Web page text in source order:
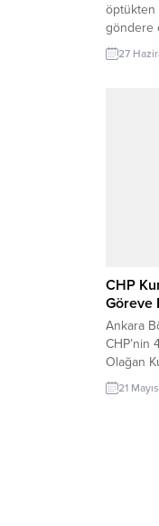
öptükten
göndere
27
CHP
Göreve
Ankara
CHP’nin
Olağan
geçersiz
21